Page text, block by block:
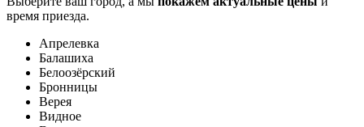
время приезда.
Апрелевка
Балашиха
Белоозёрский
Бронницы
Верея
Видное